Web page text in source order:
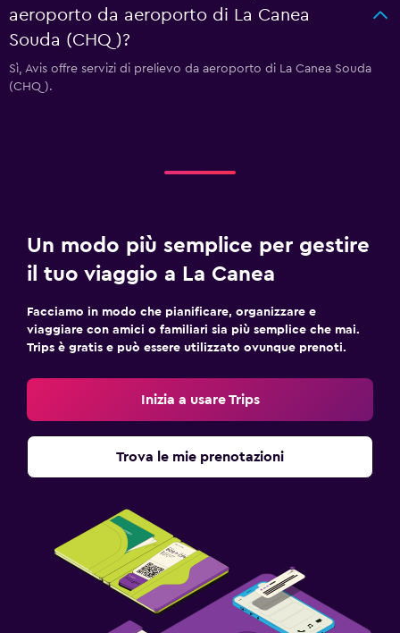
aeroporto da aeroporto di La Canea
Souda (CHQ)?
Sì, Avis offre servizi di prelievo da aeroporto di La Canea Souda
(CHQ).
Un modo più semplice per gestire
il tuo viaggio a La Canea
Facciamo in modo che pianificare, organizzare e
viaggiare con amici o familiari sia più semplice che mai.
Trips è gratis e può essere utilizzato ovunque prenoti.
Inizia a usare Trips
Trova le mie prenotazioni